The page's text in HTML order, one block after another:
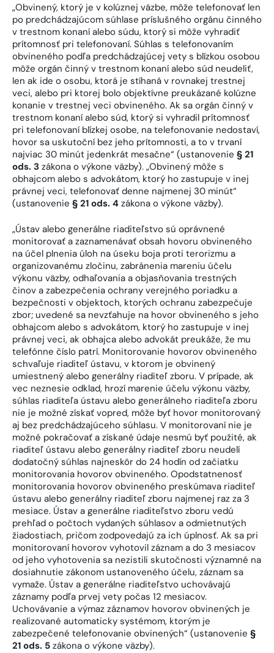
„Obvinený, ktorý je v kolúznej väzbe, môže telefonovať len
po predchádzajúcom súhlase príslušného orgánu činného
v trestnom konaní alebo súdu, ktorý si môže vyhradiť
prítomnosť pri telefonovaní. Súhlas s telefonovaním
obvineného podľa predchádzajúcej vety s blízkou osobou
môže orgán činný v trestnom konaní alebo súd neudeliť,
len ak ide o osobu, ktorá je stíhaná v rovnakej trestnej
veci, alebo pri ktorej bolo objektívne preukázané kolúzne
konanie v trestnej veci obvineného. Ak sa orgán činný v
trestnom konaní alebo súd, ktorý si vyhradil prítomnosť
pri telefonovaní blízkej osobe, na telefonovanie nedostaví,
hovor sa uskutoční bez jeho prítomnosti, a to v trvaní
najviac 30 minút jedenkrát mesačne“ (ustanovenie § 21
ods. 3 zákona o výkone väzby). „Obvinený môže s
obhajcom alebo s advokátom, ktorý ho zastupuje v inej
právnej veci, telefonovať denne najmenej 30 minút“
(ustanovenie § 21 ods. 4 zákona o výkone väzby).
„Ústav alebo generálne riaditeľstvo sú oprávnené
monitorovať a zaznamenávať obsah hovoru obvineného
na účel plnenia úloh na úseku boja proti terorizmu a
organizovanému zločinu, zabránenia mareniu účelu
výkonu väzby, odhaľovania a objasňovania trestných
činov a zabezpečenia ochrany verejného poriadku a
bezpečnosti v objektoch, ktorých ochranu zabezpečuje
zbor; uvedené sa nevzťahuje na hovor obvineného s jeho
obhajcom alebo s advokátom, ktorý ho zastupuje v inej
právnej veci, ak obhajca alebo advokát preukáže, že mu
telefónne číslo patrí. Monitorovanie hovorov obvineného
schvaľuje riaditeľ ústavu, v ktorom je obvinený
umiestnený alebo generálny riaditeľ zboru. V prípade, ak
vec neznesie odklad, hrozí marenie účelu výkonu väzby,
súhlas riaditeľa ústavu alebo generálneho riaditeľa zboru
nie je možné získať vopred, môže byť hovor monitorovaný
aj bez predchádzajúceho súhlasu. V monitorovaní nie je
možné pokračovať a získané údaje nesmú byť použité, ak
riaditeľ ústavu alebo generálny riaditeľ zboru neudelí
dodatočný súhlas najneskôr do 24 hodín od začiatku
monitorovania hovorov obvineného. Opodstatnenosť
monitorovania hovorov obvineného preskúmava riaditeľ
ústavu alebo generálny riaditeľ zboru najmenej raz za 3
mesiace. Ústav a generálne riaditeľstvo zboru vedú
prehľad o počtoch vydaných súhlasov a odmietnutých
žiadostiach, pričom zodpovedajú za ich úplnosť. Ak sa pri
monitorovaní hovorov vyhotovil záznam a do 3 mesiacov
od jeho vyhotovenia sa nezistili skutočnosti významné na
dosiahnutie zákonom ustanoveného účelu, záznam sa
vymaže. Ústav a generálne riaditeľstvo uchovávajú
záznamy podľa prvej vety počas 12 mesiacov.
Uchovávanie a výmaz záznamov hovorov obvinených je
realizované automaticky systémom, ktorým je
zabezpečené telefonovanie obvinených“ (ustanovenie §
21 ods. 5 zákona o výkone väzby).